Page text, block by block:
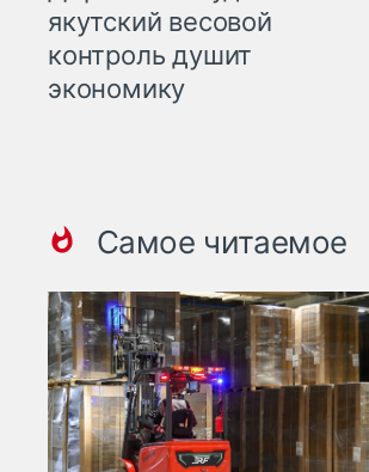
якутский весовой
контроль душит
экономику
Самое читаемое